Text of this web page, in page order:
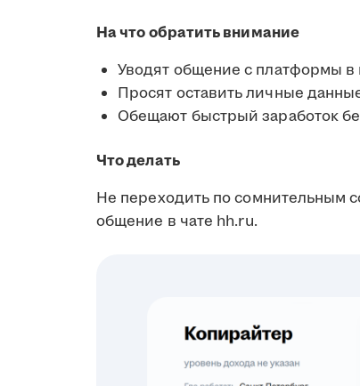
На что обратить внимание
Уводят общение с платформы
Просят оставить личные
Обещают быстрый заработок
Что делать
Не переходить по сомнительным
общение в чате hh.ru.